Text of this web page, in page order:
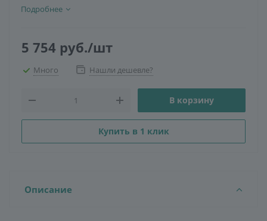
Подробнее
5 754 руб./шт
Много Нашли дешевле?
В корзину
Купить в 1 клик
Описание